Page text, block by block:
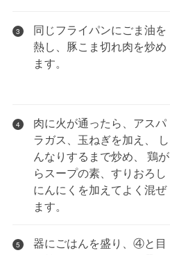
3
同じフライパンにごま油を
熱し、豚こま切れ肉を炒め
ます。
4
肉に火が通ったら、アスパ
ラガス、玉ねぎを加え、 し
んなりするまで炒め、 鶏が
らスープの素、すりおろし
にんにくを加えてよく混ぜ
ます。
5
器にごはんを盛り、④と目